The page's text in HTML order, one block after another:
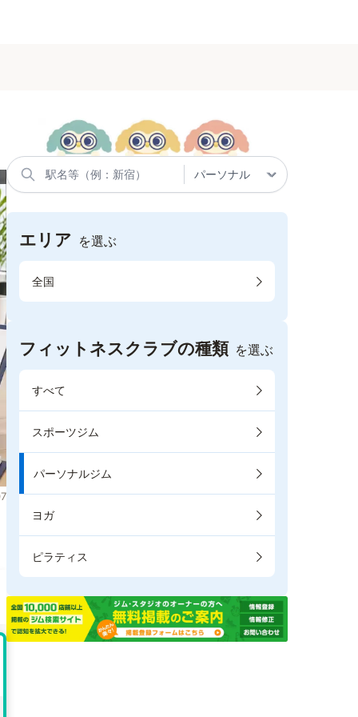
エリア を選ぶ
全国
フィットネスクラブの種類 を選ぶ
すべて
スポーツジム
パーソナルジム
ヨガ
ピラティス